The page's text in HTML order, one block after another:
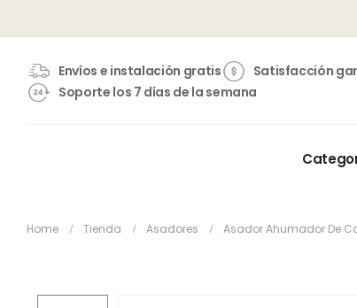
Envíos e instalación gratis
Satisfacción
Soporte los 7 días de la semana
Home Tienda Asadores Asador Ahumador De